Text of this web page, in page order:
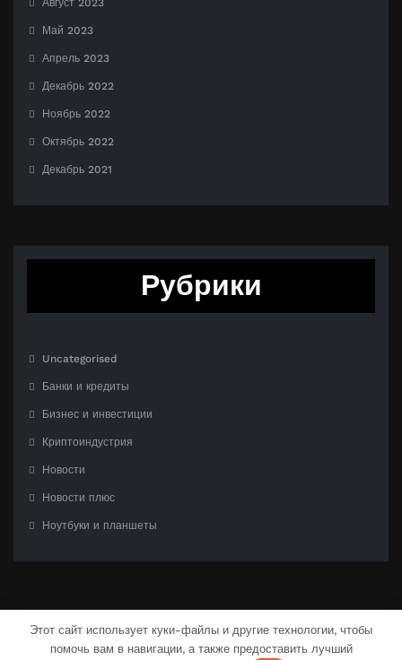
Август 2023
Май 2023
Апрель 2023
Декабрь 2022
Ноябрь 2022
Октябрь 2022
Декабрь 2021
Рубрики
Uncategorised
Банки и кредиты
Бизнес и инвестиции
Криптоиндустрия
Новости
Новости плюс
Ноутбуки и планшеты
С гордостью созлано наWordPress| Тема:CloudPress Dark
Этот сайт использует куки-файлы и другие технологии, чтобы
помочь вам в навигации, а также предоставить лучший